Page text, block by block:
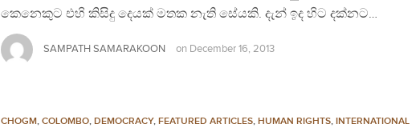
කෙනෙකුට එහි කිසිදු දෙයක් මතක නැති සේයකි. දැන් ඉද හිට දක්නට…
SAMPATH SAMARAKOON on December 16, 2013
CHOGM, COLOMBO, DEMOCRACY, FEATURED ARTICLES, HUMAN RIGHTS, INTERNATIONAL